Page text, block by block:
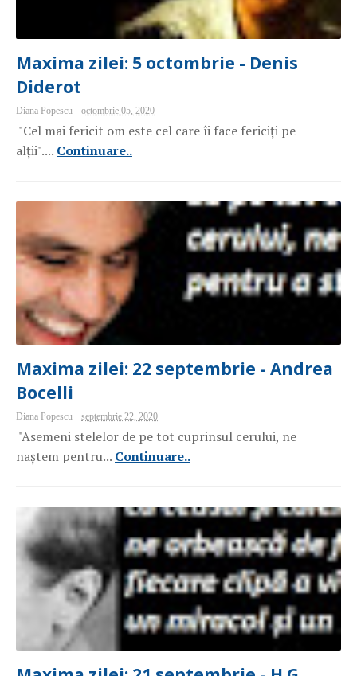
Maxima zilei: 5 octombrie - Denis
Diderot
Diana Popescu octombrie 05, 2020
"Cel mai fericit om este cel care îi face fericiți pe
alții".... Continuare..
Maxima zilei: 22 septembrie - Andrea
Bocelli
Diana Popescu septembrie 22, 2020
"Asemeni stelelor de pe tot cuprinsul cerului, ne
naștem pentru... Continuare..